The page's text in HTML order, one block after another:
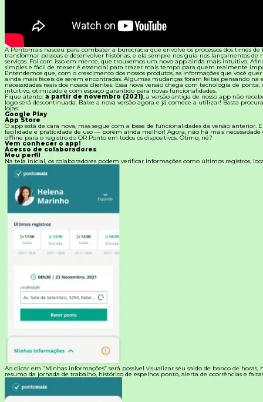
Todos os Materiais Gratuitos
Confira nossos materiais
E-book
Aprofunde seu conhecimento
Ferramentas e Templates
Para agilizar o seu trabalho
Infográfico
Conteúdo prático e rápido
Kits
Materiais centralizados
Lives
Newsletters
A Pontomais nasceu para combater a burocracia que envolve os processos dos times de
transformar pessoas e desenvolver histórias, e ela sempre nos guia nos lançamentos de
serviços. Foi com isso em mente, que trouxemos um novo app ainda mais intuitivo.
simples e fácil de mexer é essencial para trazer mais tempo para quem realmente
Entendemos que, com o crescimento dos nossos produtos, as informações que você quer
ainda mais fáceis de serem encontradas. Algumas mudanças foram feitas pensando na
necessidades reais dos nossos clientes. Essa nova versão chega com tecnologia de
intuitivo, otimizado e com espaço garantido para novas funcionalidades.
Fique atento: a partir de novembro (2021), a versão antiga de nosso app não
logo será descontinuada. Baixe a nova versão agora e já comece a utilizar! Basta
lojas:
Google Play
App Store
O app está de cara nova, mas segue com a base de funcionalidades da versão anterior.
facilidade e praticidade de uso — porém ainda melhor! Agora, não há mais necessidade
offline para o registro do QR Ponto em todos os dispositivos. Ótimo, né?
Vem conhecer o app!
Acesso de colaboradores
Meu perfil
Na tela inicial, os colaboradores podem verificar informações como últimos registros,
Ao clicar em “Minhas informações” será possível visualizar seu saldo de banco de horas,
resumo da jornada de trabalho, histórico de espelhos ponto, alerta de ocorrências e